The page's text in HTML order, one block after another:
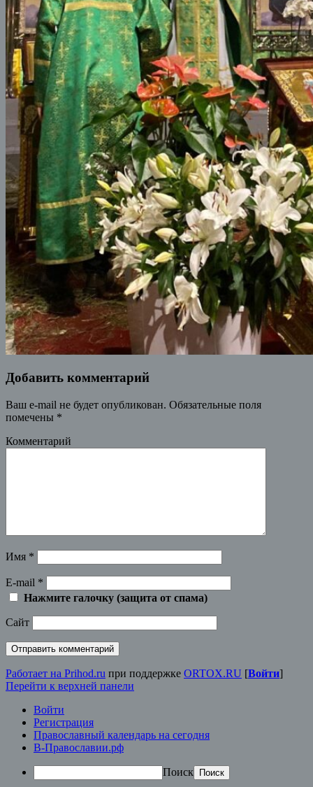
Добавить комментарий
Ваш e-mail не будет опубликован. Обязательные поля
помечены *
Комментарий
Имя *
E-mail *
Нажмите галочку (защита от спама)
Сайт
Работает на Prihod.ru при поддержке ORTOX.RU [Войти]
Перейти к верхней панели
Войти
Регистрация
Православный календарь на сегодня
В-Православии.рф
Поиск